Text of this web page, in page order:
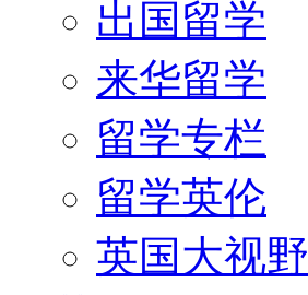
出国留学
来华留学
留学专栏
留学英伦
英国大视野